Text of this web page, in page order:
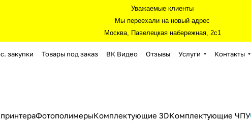
Уважаемые клиенты
Мы переехали на новый адрес
Москва, Павелецкая набережная, 2с1
закупки Товары под заказ ВК Видео Отзывы Услуги Контакты
ФотополимерыКомплектующие 3DКомплектующие ЧПУ